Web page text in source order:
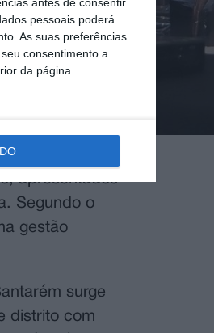
pessoais poderá
As suas preferências
consentimento a
da página.
apresentados
Segundo o
gestão
surge
distrito com